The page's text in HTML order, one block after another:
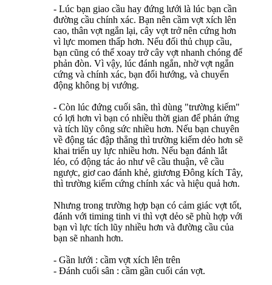
- Lúc bạn giao cầu hay đứng lưới là lúc bạn cần
đường cầu chính xác. Bạn nên cầm vợt xích lên
cao, thân vợt ngắn lại, cây vợt trở nên cứng hơn
vì lực momen thấp hơn. Nếu đối thủ chụp cầu,
bạn cũng có thể xoay trở cây vợt nhanh chóng để
phản đòn. Vì vậy, lúc đánh ngắn, nhờ vợt ngắn
cứng và chính xác, bạn đổi hướng, và chuyển
động không bị vướng.
- Còn lúc đứng cuối sân, thì dùng "trường kiếm"
có lợi hơn vì bạn có nhiều thời gian để phản ứng
và tích lũy công sức nhiều hơn. Nếu bạn chuyên
về động tác đập thẳng thì trường kiếm dẻo hơn sẽ
khai triển uy lực nhiều hơn. Nếu bạn đánh lắt
léo, có động tác ảo như vê cầu thuận, vê cầu
ngược, giơ cao đánh khẻ, giương Đông kích Tây,
thì trường kiếm cứng chính xác và hiệu quả hơn.
Nhưng trong trường hợp bạn có cảm giác vợt tốt,
đánh với timing tinh vi thì vợt dẻo sẽ phù hợp với
bạn vì lực tích lũy nhiều hơn và đường cầu của
bạn sẽ nhanh hơn.
- Gần lưới : cầm vợt xích lên trên
- Đánh cuối sân : cầm gần cuối cán vợt.